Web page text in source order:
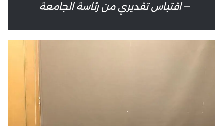
—اقتباس تقديري من رئاسة الجامعة